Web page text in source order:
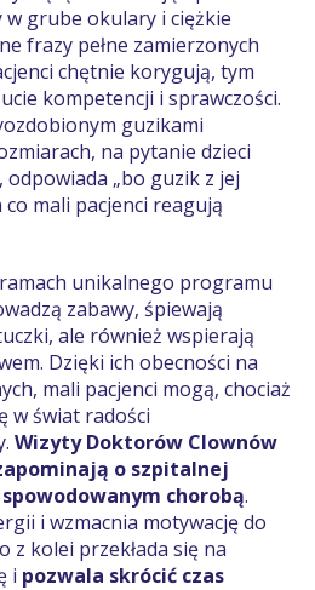
grube okulary i ciężkie
frazy pełne zamierzonych
chętnie korygują, tym
kompetencji i sprawczości.
guzikami
na pytanie dzieci
odpowiada „bo guzik z jej
co mali pacjenci reagują
unikalnego programu
zabawy, śpiewają
ale również wspierają
Dzięki ich obecności na
mali pacjenci mogą, chociaż
w świat radości
Wizyty Doktorów Clownów
o szpitalnej
chorobą.
i wzmacnia motywację do
z kolei przekłada się na
i pozwala skrócić czas